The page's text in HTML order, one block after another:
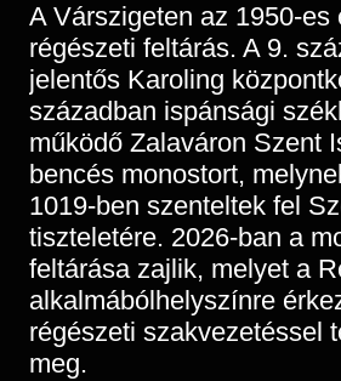
A Várszigeten az 1950-es
régészeti feltárás. A 9.
jelentős Karoling
században ispánsági
működő Zalaváron Szent
bencés monostort,
1019-ben szenteltek fel
tiszteletére. 2026-ban a
feltárása zajlik, melyet a
alkalmábólhelyszínre
régészeti szakvezetéssel
meg.